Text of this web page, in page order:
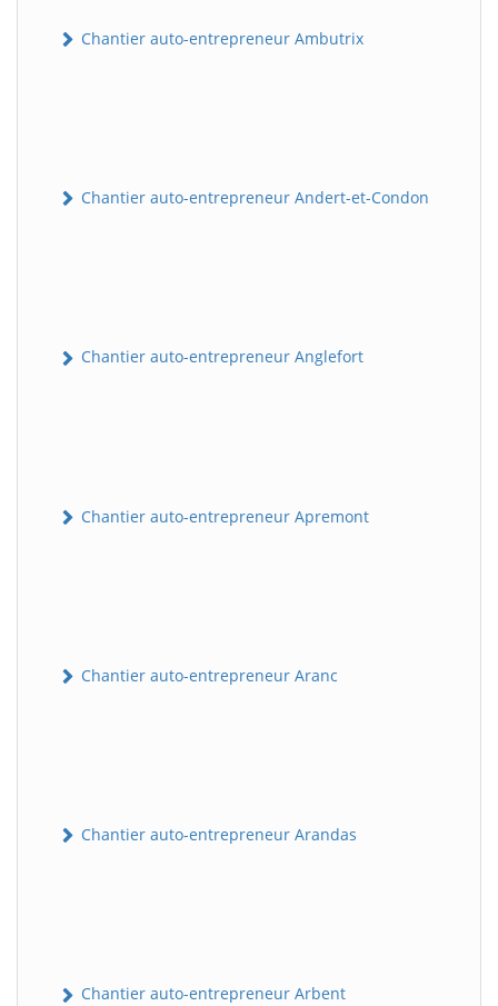
Chantier auto-entrepreneur Ambutrix
Chantier auto-entrepreneur Andert-et-Condon
Chantier auto-entrepreneur Anglefort
Chantier auto-entrepreneur Apremont
Chantier auto-entrepreneur Aranc
Chantier auto-entrepreneur Arandas
Chantier auto-entrepreneur Arbent